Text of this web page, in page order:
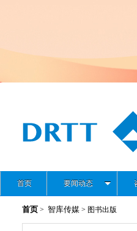
首页 要闻动态
首页 > 智库传媒 > 图书出版